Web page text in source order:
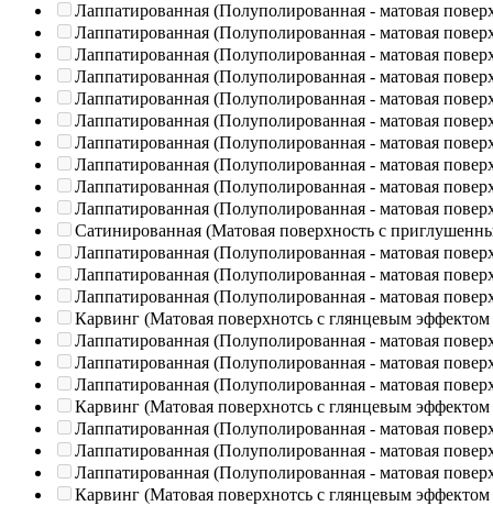
Лаппатированная (Полуполированная - матовая
Лаппатированная (Полуполированная - матовая
Лаппатированная (Полуполированная - матовая
Лаппатированная (Полуполированная - матовая
Лаппатированная (Полуполированная - матовая
Лаппатированная (Полуполированная - матовая
Лаппатированная (Полуполированная - матовая
Лаппатированная (Полуполированная - матовая
Лаппатированная (Полуполированная - матовая
Лаппатированная (Полуполированная - матовая
Сатинированная (Матовая поверхность с
Лаппатированная (Полуполированная - матовая
Лаппатированная (Полуполированная - матовая
Лаппатированная (Полуполированная - матовая
Карвинг (Матовая поверхнотсь с глянцевым эффектом
Лаппатированная (Полуполированная - матовая
Лаппатированная (Полуполированная - матовая
Лаппатированная (Полуполированная - матовая
Карвинг (Матовая поверхнотсь с глянцевым эффектом
Лаппатированная (Полуполированная - матовая
Лаппатированная (Полуполированная - матовая
Лаппатированная (Полуполированная - матовая
Карвинг (Матовая поверхнотсь с глянцевым эффектом